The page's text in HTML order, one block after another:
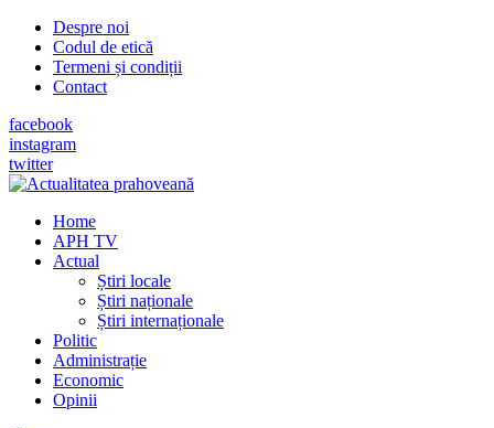
Despre noi
Codul de etică
Termeni și condiții
Contact
facebook
instagram
twitter
Home
APH TV
Actual
Știri locale
Știri naționale
Știri internaționale
Politic
Administrație
Economic
Opinii